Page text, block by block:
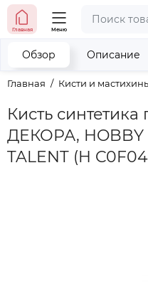
Главная Меню
Главная Кисти и
Кисть
ДЕКОРА, HOBBY
TALENT (H
Обзор Описание